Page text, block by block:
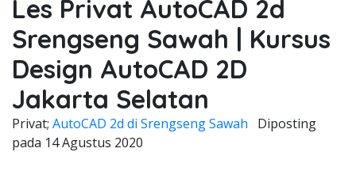
Les Privat AutoCAD 2d
Srengseng Sawah | Kursus
Design AutoCAD 2D
Jakarta Selatan
Privat; AutoCAD 2d di Srengseng Sawah
Diposting
pada 14 Agustus 2020